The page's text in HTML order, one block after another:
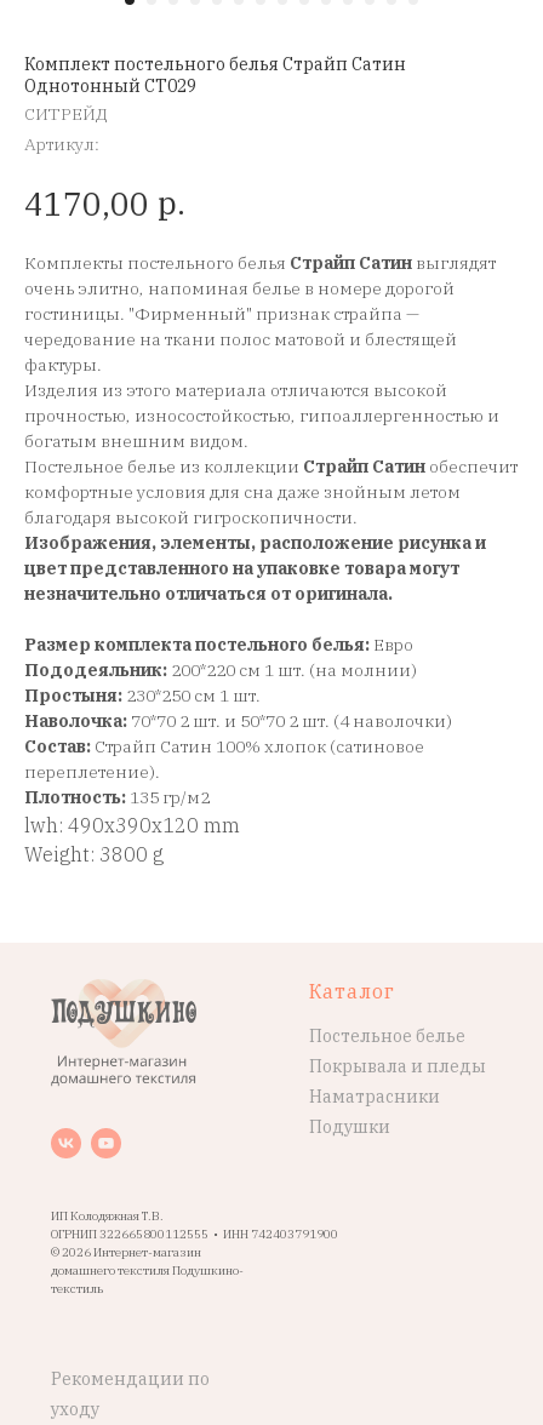
Комплект постельного белья Страйп Сатин
Однотонный CT029
СИТРЕЙД
Артикул:
4170,00 р.
Комплекты постельного белья Страйп Сатин выглядят
очень элитно, напоминая белье в номере дорогой
гостиницы. "Фирменный" признак страйпа —
чередование на ткани полос матовой и блестящей
фактуры.
Изделия из этого материала отличаются высокой
прочностью, износостойкостью, гипоаллергенностью и
богатым внешним видом.
Постельное белье из коллекции Страйп Сатин обеспечит
комфортные условия для сна даже знойным летом
благодаря высокой гигроскопичности.
Изображения, элементы, расположение рисунка и
цвет представленного на упаковке товара могут
незначительно отличаться от оригинала.
Размер комплекта постельного белья: Евро
Пододеяльник: 200*220 см 1 шт. (на молнии)
Простыня: 230*250 см 1 шт.
Наволочка: 70*70 2 шт. и 50*70 2 шт. (4 наволочки)
Состав: Страйп Сатин 100% хлопок (сатиновое
переплетение).
Плотность: 135 гр/м2
lwh: 490x390x120 mm
Weight: 3800 g
ИП Колодяжная Т.В.
ОГРНИП 322665800112555 • ИНН 742403791900
© 2026 Интернет-магазин
домашнего текстиля Подушкино-
текстиль
Каталог
Постельное белье
Покрывала и пледы
Наматрасники
Подушки
Рекомендации по
уходу